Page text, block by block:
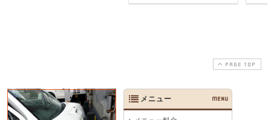
PAGE TOP
メニュー MENU